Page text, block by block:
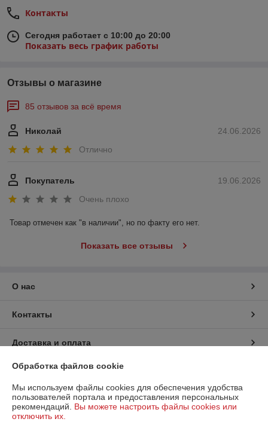
Контакты
Сегодня работает с 10:00 до 20:00
Показать весь график работы
Отзывы о магазине
85 отзывов за всё время
24.06.2026
Николай
Отлично
19.06.2026
Покупатель
Очень плохо
Товар отмечен как "в наличии", но по факту его нет.
Показать все отзывы
О нас
Контакты
Доставка и оплата
График работы
Полная версия сайта
Обработка файлов cookie
Мы используем файлы cookies для обеспечения удобства
пользователей портала и предоставления персональных
рекомендаций. Вы можете настроить файлы cookies или
отключить их.